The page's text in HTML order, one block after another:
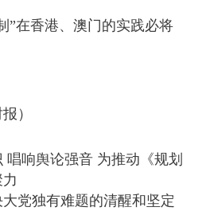
”在香港、澳门的实践必将
）
响舆论强音 为推动《规划
党独有难题的清醒和坚定